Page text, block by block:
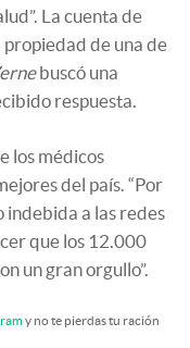
La cuenta de
de una de
buscó una
respuesta.
los médicos
del país. “Por
indebida a las redes
que los 12.000
un gran orgullo”.
y no te pierdas tu ración